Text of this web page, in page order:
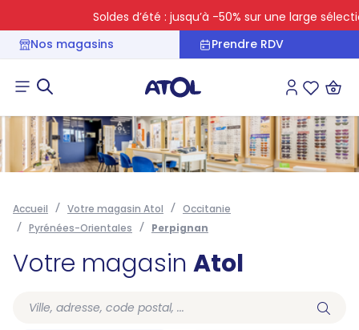
Soldes d’été : jusqu’à -50% sur une large sélection
Nos magasins
Prendre RDV
Connexion
Accueil Votre magasin Atol
Occitanie
Pyrénées-Orientales
Perpignan
Votre magasin Atol